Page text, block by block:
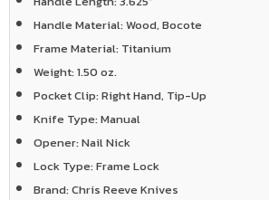
Handle Material: Wood, Bocote
Frame Material: Titanium
Weight: 1.50 oz.
Pocket Clip: Right Hand, Tip-Up
Knife Type: Manual
Opener: Nail Nick
Lock Type: Frame Lock
Brand: Chris Reeve Knives